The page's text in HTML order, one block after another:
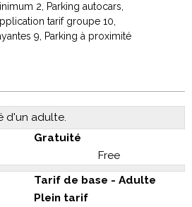
2
Parking autocars
tarif groupe 10
9 Parking à proximité
d'un adulte.
Gratuité
Free
Tarif de base - Adulte
Plein tarif